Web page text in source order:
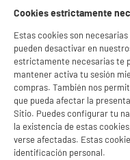
★★★★★
★★★★★
4.6/5(85)
Mando
One
Tipo :
14€96
DEPOT
y sus socios utilizan cookies
- compartir contenido adaptado
- ofrecer publicidad y
- facilitar el intercambio de
- analizar el tráfico en nuestro
Consulta la política de cookies.
Si aceptas, la experiencia será
estadísticas anónimas basadas
gestionando sus cookies.
¡Buena visita!
Cookies estrictamente
Estas cookies son
pueden desactivar en
estrictamente necesarias te
mantener activa tu sesión
compras. También nos
que pueda afectar la
Sitio. Puedes configurar tu
la existencia de estas
verse afectadas. Estas
identificación personal.